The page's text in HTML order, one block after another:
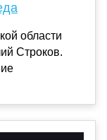
области
Строков.